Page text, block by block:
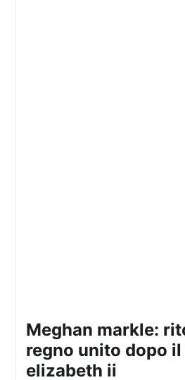
meghan markle: ritorno nel
regno unito dopo
elizabeth ii